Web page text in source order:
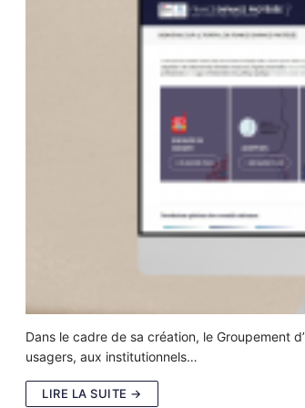
Dans le cadre de sa création, le Groupement
usagers, aux institutionnels…
LIRE LA SUITE →